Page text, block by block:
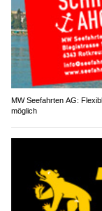
MW Seefahrten AG:
möglich